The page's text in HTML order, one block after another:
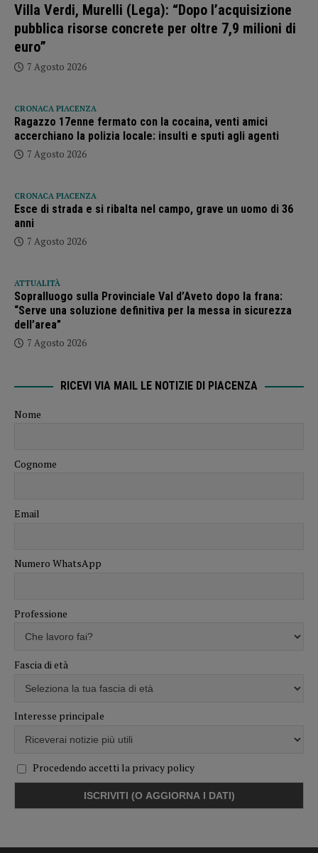
Villa Verdi, Murelli (Lega): “Dopo l’acquisizione
pubblica risorse concrete per oltre 7,9 milioni di
euro”
7 Agosto 2026
CRONACA PIACENZA
Ragazzo 17enne fermato con la cocaina, venti amici
accerchiano la polizia locale: insulti e sputi agli agenti
7 Agosto 2026
CRONACA PIACENZA
Esce di strada e si ribalta nel campo, grave un uomo di 36
anni
7 Agosto 2026
ATTUALITÀ
Sopralluogo sulla Provinciale Val d’Aveto dopo la frana:
“Serve una soluzione definitiva per la messa in sicurezza
dell’area”
7 Agosto 2026
RICEVI VIA MAIL LE NOTIZIE DI PIACENZA
Nome
Cognome
Email
Numero WhatsApp
Professione
Fascia di età
Interesse principale
Procedendo accetti la privacy policy